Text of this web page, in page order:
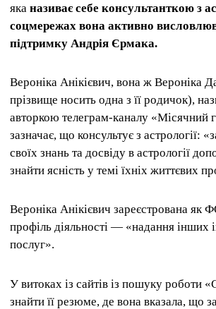
яка називає себе консультанткою з
соцмережах вона активно
підтримку Андрія Єрмака.
Вероніка Анікієвич, вона ж Вероніка
прізвище носить одна з її родичок),
авторкою телеграм-каналу «Місячний
зазначає, що консультує з астрології:
своїх знань та досвіду в астрології
знайти ясність у темі їхніх життєвих
Вероніка Анікієвич зареєстрована як
профіль діяльності — «надання інших
послуг».
У витоках із сайтів із пошуку роботи
знайти її резюме, де вона вказала, що